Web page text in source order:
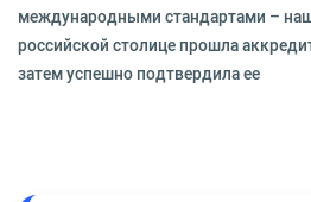
международными стандартами –
российской столице прошла
затем успешно подтвердила ее